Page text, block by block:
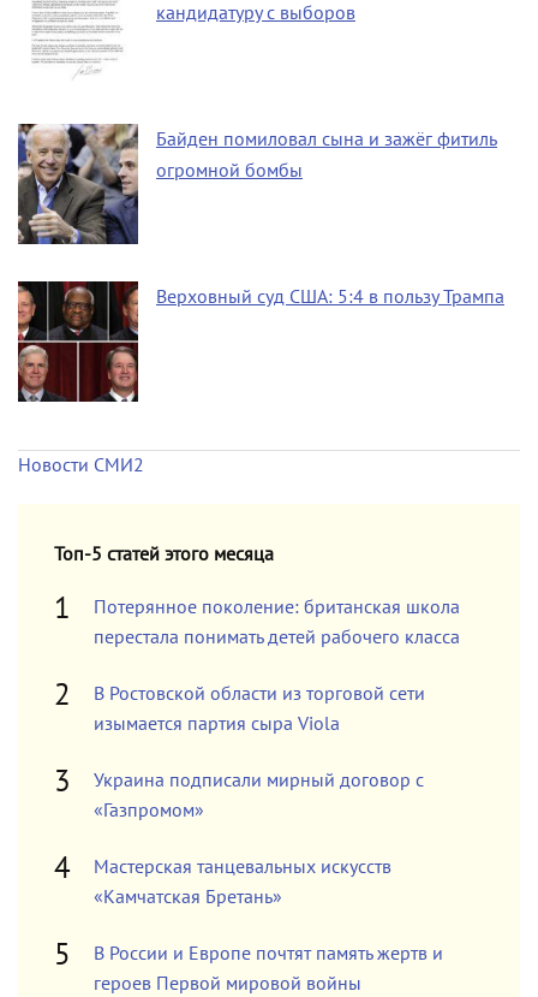
кандидатуру с выборов
Байден помиловал сына и зажёг фитиль
огромной бомбы
Верховный суд США: 5:4 в пользу Трампа
Новости СМИ2
Топ-5 статей этого месяца
Потерянное поколение: британская школа
перестала понимать детей рабочего класса
В Ростовской области из торговой сети
изымается партия сыра Viola
Украина подписали мирный договор с
«Газпромом»
Мастерская танцевальных искусств
«Камчатская Бретань»
В России и Европе почтят память жертв и
героев Первой мировой войны